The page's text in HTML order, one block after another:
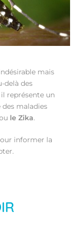
mais
delà des
représente un
maladies
le Zika.
informer la